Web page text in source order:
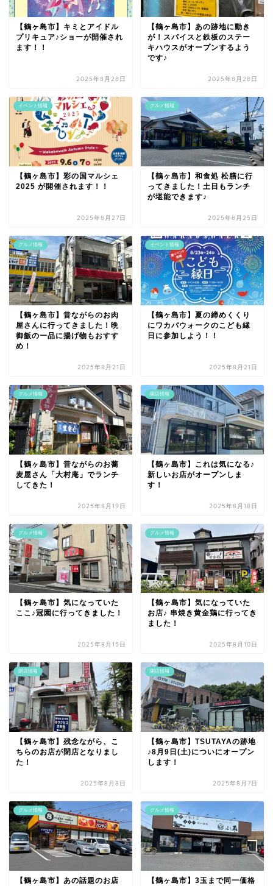
【鶴ヶ島市】キミとアイドル
プリキュア♪ショーが開催され
ます！！
2025年8月28日
【鶴ヶ島市】あの跡地に動き
が！スパイスと鉄板のステー
キハウスがオープンするよう
です♪
2025年8月28日
イベント情報
【鶴ヶ島市】彩の国マルシェ
2025 が開催されます！！
2025年8月27日
グルメ情報
【鶴ヶ島市】和食処 松膳に行
ってきました！土日もランチ
が堪能できます♪
2025年8月25日
グルメ情報
【鶴ヶ島市】昔ながらのお肉
屋さんに行ってきました！晩
御飯の一品に揚げ物もおすす
め！
2025年8月21日
イベント情報
【鶴ヶ島市】夏の締めくくり
にワカバウォークのこども縁
日に参加しよう！！
2025年8月21日
グルメ情報
【鶴ヶ島市】昔ながらのお蕎
麦屋さん「大村庵」でランチ
してきた！
2025年8月19日
開店情報
【鶴ヶ島市】これは気になる♪
新しいお店がオープンしま
す！
2025年8月18日
グルメ情報
【鶴ヶ島市】気になっていた
ここ♪冠園に行ってきました！
2025年8月15日
グルメ情報
【鶴ヶ島市】気になっていた
お店♪ 串焼き黄金鶏に行ってき
ました！
2025年8月10日
閉店情報
【鶴ヶ島市】残念ながら、こ
ちらのお店が閉店となりまし
た！
2025年8月8日
開店情報
【鶴ヶ島市】TSUTAYAの跡地
♪8月9日(土)についにオープン
します！
2025年8月7日
グルメ情報
【鶴ヶ島市】あの話題のお店
グルメ情報
【鶴ヶ島市】3玉まで同一価格